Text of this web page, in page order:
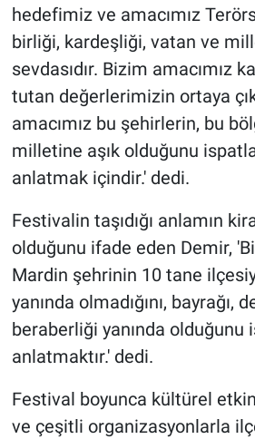
hedefimiz ve amacımız
birliği, kardeşliği, vatan ve
sevdasıdır. Bizim amacımız
tutan değerlerimizin ortaya
amacımız bu şehirlerin, bu
milletine aşık olduğunu
anlatmak içindir.' dedi.
Festivalin taşıdığı anlamın
olduğunu ifade eden Demir,
Mardin şehrinin 10 tane
yanında olmadığını, bayrağı,
beraberliği yanında olduğunu
anlatmaktır.' dedi.
Festival boyunca kültürel
ve çeşitli organizasyonlarla